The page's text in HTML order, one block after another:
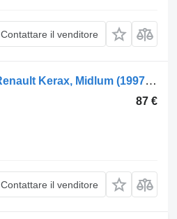
Contattare il venditore
Volante Renault mezzogiorno (01.00-) 5010605247 per camion Renault Kerax, Midlum (1997-2014)
87 €
Contattare il venditore